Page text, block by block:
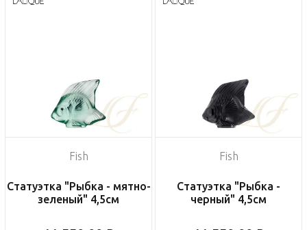
Fish
Статуэтка "Рыбка - мятно-
зеленый" 4,5см
Fish
Статуэтка "Рыбка -
черный" 4,5см